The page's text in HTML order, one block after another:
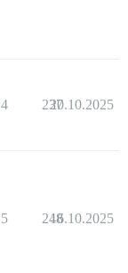
4 237
20.10.2025
5 248
16.10.2025